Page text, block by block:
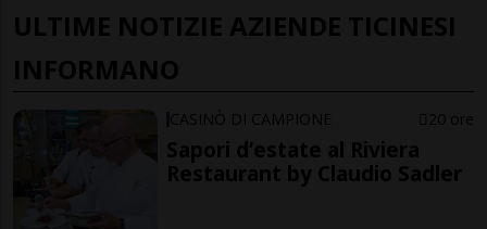
ULTIME NOTIZIE AZIENDE TICINESI
INFORMANO
CASINÒ DI CAMPIONE 20 ore
Sapori d’estate al Riviera
Restaurant by Claudio Sadler